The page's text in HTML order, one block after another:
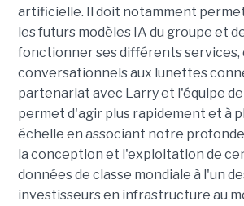
artificielle. Il doit notamment
les futurs modèles IA du groupe et
fonctionner ses différents services,
conversationnels aux lunettes
partenariat avec Larry et l'équipe
permet d'agir plus rapidement et à
échelle en associant notre
la conception et l'exploitation de
données de classe mondiale à l'un
investisseurs en infrastructure au